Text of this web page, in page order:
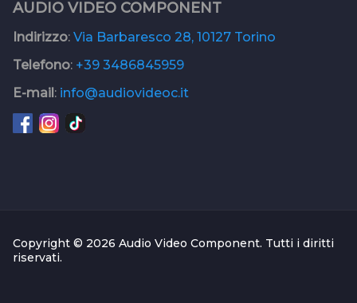
AUDIO VIDEO COMPONENT
Indirizzo: Via Barbaresco 28, 10127 Torino
Telefono: +39 3486845959
E-mail: info@audiovideoc.it
Copyright © 2026 Audio Video Component. Tutti i diritti
riservati.